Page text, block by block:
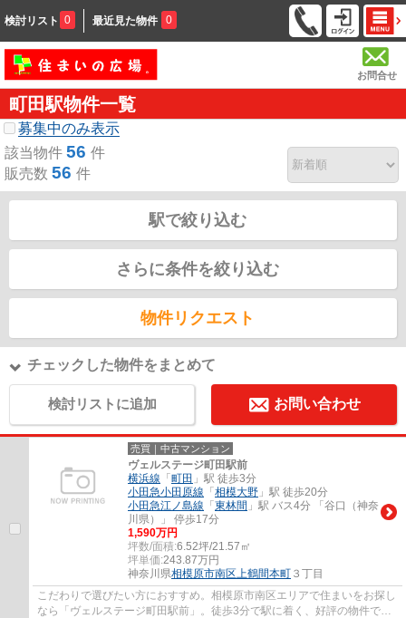
検討リスト 0 最近見た物件 0
お問合せ
町田駅物件一覧
募集中のみ表示
該当物件 56 件
販売数 56 件
駅で絞り込む
さらに条件を絞り込む
物件リクエスト
チェックした物件をまとめて
検討リストに追加 お問い合わせ
売買｜中古マンション
ヴェルステージ町田駅前
横浜線 「 町田 」駅 徒歩3分
小田急小田原線 「 相模大野 」駅 徒歩20分
小田急江ノ島線 「 東林間 」駅 バス4分 「谷口（神奈
川県）」 停歩17分
1,590万円
坪数/面積:6.52坪/21.57㎡
坪単価:243.87万円
神奈川県相模原市南区上鶴間本町 ３丁目
こだわりで選びたい方におすすめ。相模原市南区エリアで住まいをお探し
なら「ヴェルステージ町田駅前」。徒歩3分で駅に着く、好評の物件で